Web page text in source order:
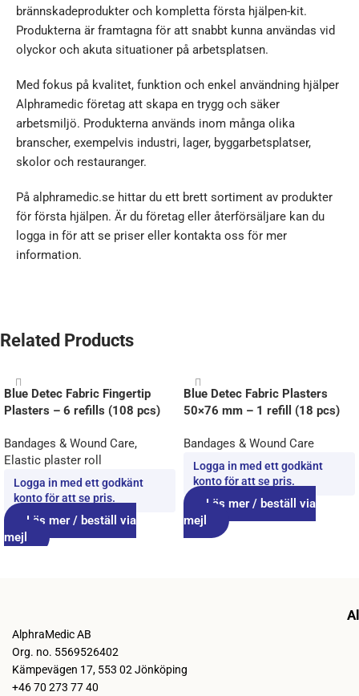
brännskadeprodukter och kompletta första hjälpen-kit.
Produkterna är framtagna för att snabbt kunna användas vid
olyckor och akuta situationer på arbetsplatsen.
Med fokus på kvalitet, funktion och enkel användning hjälper
Alphramedic företag att skapa en trygg och säker
arbetsmiljö. Produkterna används inom många olika
branscher, exempelvis industri, lager, byggarbetsplatser,
skolor och restauranger.
På alphramedic.se hittar du ett brett sortiment av produkter
för första hjälpen. Är du företag eller återförsäljare kan du
logga in för att se priser eller kontakta oss för mer
information.
Related Products
Blue Detec Fabric Fingertip
Plasters – 6 refills (108 pcs)
Bandages & Wound Care,
Elastic plaster roll
Logga in med ett godkänt
konto för att se pris.
Läs mer / beställ via
mejl
Blue Detec Fabric Plasters
50×76 mm – 1 refill (18 pcs)
Bandages & Wound Care
Logga in med ett godkänt
konto för att se pris.
Läs mer / beställ via
mejl
AlphraMedic AB
Org. no. 5569526402
Kämpevägen 17, 553 02 Jönköping
+46 70 273 77 40